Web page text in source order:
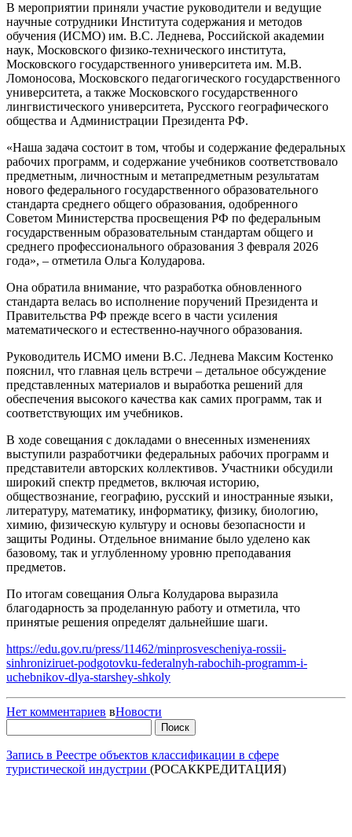
В мероприятии приняли участие руководители и ведущие
научные сотрудники Института содержания и методов
обучения (ИСМО) им. В.С. Леднева, Российской академии
наук, Московского физико-технического института,
Московского государственного университета им. М.В.
Ломоносова, Московского педагогического государственного
университета, а также Московского государственного
лингвистического университета, Русского географического
общества и Администрации Президента РФ.
«Наша задача состоит в том, чтобы и содержание федеральных
рабочих программ, и содержание учебников соответствовало
предметным, личностным и метапредметным результатам
нового федерального государственного образовательного
стандарта среднего общего образования, одобренного
Советом Министерства просвещения РФ по федеральным
государственным образовательным стандартам общего и
среднего профессионального образования 3 февраля 2026
года», – отметила Ольга Колударова.
Она обратила внимание, что разработка обновленного
стандарта велась во исполнение поручений Президента и
Правительства РФ прежде всего в части усиления
математического и естественно-научного образования.
Руководитель ИСМО имени В.С. Леднева Максим Костенко
пояснил, что главная цель встречи – детальное обсуждение
представленных материалов и выработка решений для
обеспечения высокого качества как самих программ, так и
соответствующих им учебников.
В ходе совещания с докладами о внесенных изменениях
выступили разработчики федеральных рабочих программ и
представители авторских коллективов. Участники обсудили
широкий спектр предметов, включая историю,
обществознание, географию, русский и иностранные языки,
литературу, математику, информатику, физику, биологию,
химию, физическую культуру и основы безопасности и
защиты Родины. Отдельное внимание было уделено как
базовому, так и углубленному уровню преподавания
предметов.
По итогам совещания Ольга Колударова выразила
благодарность за проделанную работу и отметила, что
принятые решения определят дальнейшие шаги.
https://edu.gov.ru/press/11462/minprosvescheniya-rossii-
sinhroniziruet-podgotovku-federalnyh-rabochih-programm-i-
uchebnikov-dlya-starshey-shkoly
Нет комментариев вНовости
Запись в Реестре объектов классификации в сфере
туристической индустрии (РОСАККРЕДИТАЦИЯ)